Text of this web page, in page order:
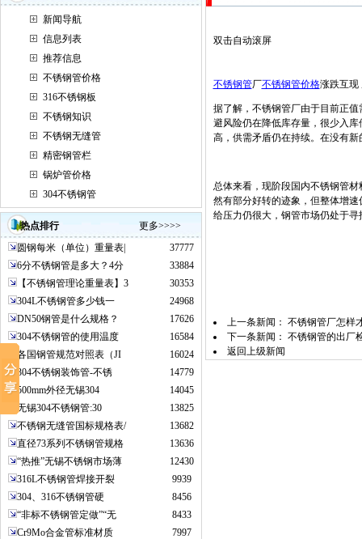
新闻导航
信息列表
推荐信息
不锈钢管价格
316不锈钢板
不锈钢知识
不锈钢无缝管
精密钢管栏
锅炉管价格
304不锈钢管
热点排行
更多>>>>
圆钢每米（单位）重量表|
37777
6分不锈钢管是多大？4分
33884
【不锈钢管理论重量表】3
30353
304L不锈钢管多少钱一
24968
DN50钢管是什么规格？
17626
304不锈钢管的使用温度
16584
各国钢管规范对照表（JI
16024
304不锈钢装饰管-不锈
14779
500mm外径无锡304
14045
无锡304不锈钢管:30
13825
不锈钢无缝管国标规格表/
13682
直径73系列不锈钢管规格
13636
“热推”无锡不锈钢市场薄
12430
316L不锈钢管焊接开裂
9939
304、316不锈钢管硬
8456
“非标不锈钢管定做”“无
8433
Cr9Mo合金管标准材质
7997
双击自动滚屏
不锈钢管厂不锈钢管价格涨跌互现
据了解，不锈钢管厂由于目前正
避风险仍在降低库存量，很少入
高，供需矛盾仍在持续。在没有
总体来看，现阶段国内不锈钢管
然有部分好转的迹象，但整体增
给压力仍很大，钢管市场仍处于
上一条新闻： 不锈钢管厂怎样
下一条新闻： 不锈钢管的出厂
返回上级新闻